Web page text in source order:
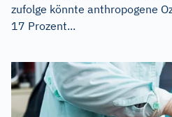
zufolge könnte anthropogene
17 Prozent...